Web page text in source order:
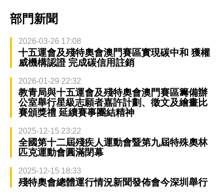
部門新聞
2026-03-26 17:08
十五運會及殘特奧會澳門賽區實現碳中和 獲權
威機構認證 完成碳信用註銷
2026-01-29 22:32
教青局與十五運會及殘特奧會澳門賽區籌備辦
公室舉行星級志願者嘉許計劃、徵文及繪畫比
賽頒獎禮 延續賽事團結精神
2025-12-15 23:22
全國第十二屆殘疾人運動會暨第九屆特殊奧林
匹克運動會圓滿閉幕
2025-12-15 18:33
殘特奧會總體運行情況新聞發佈會今深圳舉行